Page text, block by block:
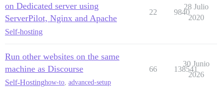
on Dedicated server using
ServerPilot, Nginx and Apache
Self-hosting
22 9840
28 Julio
2020
Run other websites on the same
machine as Discourse
Self-Hostinghow-to, advanced-setup
66 138541
30 Junio
2026